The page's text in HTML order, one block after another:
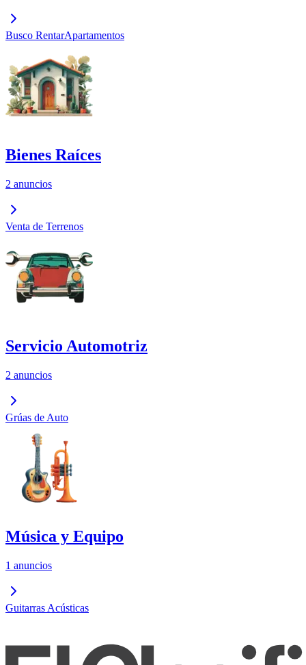
Busco RentarApartamentos
Bienes Raíces
2 anuncios
Venta de Terrenos
Servicio Automotriz
2 anuncios
Grúas de Auto
Música y Equipo
1 anuncios
Guitarras Acústicas